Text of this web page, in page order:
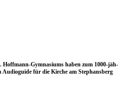
Hoff­mann-Gym­na­si­ums haben zum 1000-jäh­
Audio­gui­de für die Kir­che am Ste­phans­berg